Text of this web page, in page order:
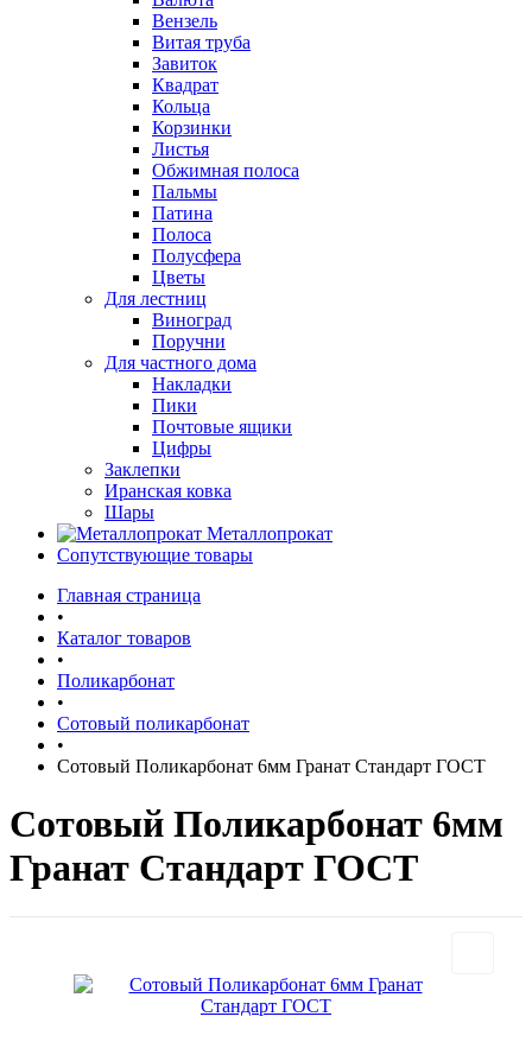
Вензель
Витая труба
Завиток
Квадрат
Кольца
Корзинки
Листья
Обжимная полоса
Пальмы
Патина
Полоса
Полусфера
Цветы
Для лестниц
Виноград
Поручни
Для частного дома
Накладки
Пики
Почтовые ящики
Цифры
Заклепки
Иранская ковка
Шары
Металлопрокат
Сопутствующие товары
Главная страница
•
Каталог товаров
•
Поликарбонат
•
Сотовый поликарбонат
•
Сотовый Поликарбонат 6мм Гранат Стандарт ГОСТ
Сотовый Поликарбонат 6мм
Гранат Стандарт ГОСТ